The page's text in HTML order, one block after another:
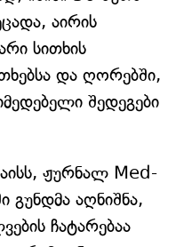
აირის
სითხის
და ღორებში,
შედეგები
ჟურნალ Med-
გუნდმა აღნიშნა,
ჩატარებაა